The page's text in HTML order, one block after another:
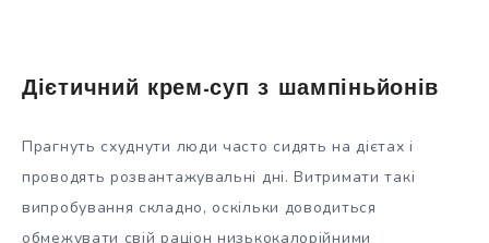
Дієтичний крем-суп з шампіньйонів
Прагнуть схуднути люди часто сидять на дієтах і
проводять розвантажувальні дні. Витримати такі
випробування складно, оскільки доводиться
обмежувати свій раціон низькокалорійними